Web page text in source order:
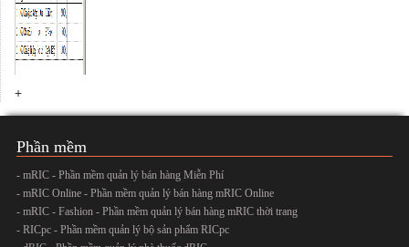
+
Phần mềm
- mRIC - Phần mềm quản lý bán hàng Miễn Phí
- mRIC Online - Phần mềm quản lý bán hàng mRIC Online
- mRIC - Fashion - Phần mềm quản lý bán hàng mRIC thời trang
- RICpc - Phần mềm quản lý bộ sản phẩm RICpc